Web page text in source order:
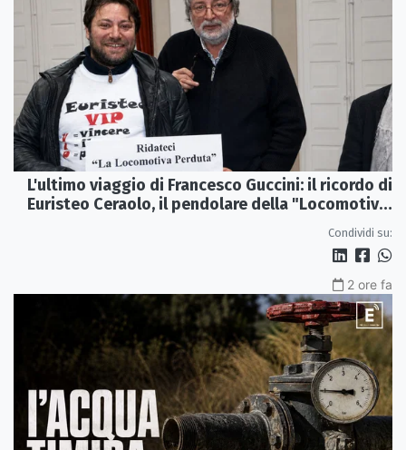
L'ultimo viaggio di Francesco Guccini: il ricordo di
Euristeo Ceraolo, il pendolare della "Locomotiva
Condividi su:
2 ore fa